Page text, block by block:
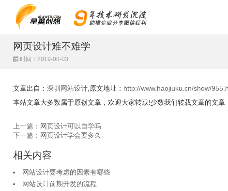
网页设计难不难学
时间：2019-08-03
文章出自： 深圳网站设计 ,原文地址： http://www.haojiuku.cn/show/
本站文章大多数属于原创文章，欢迎大家转载!少数我们转载文章的文
上一篇：网页设计可以自学吗
下一篇：网页设计学会要多久
相关内容
网站设计要考虑的因素有哪些
网站设计前期开发的流程